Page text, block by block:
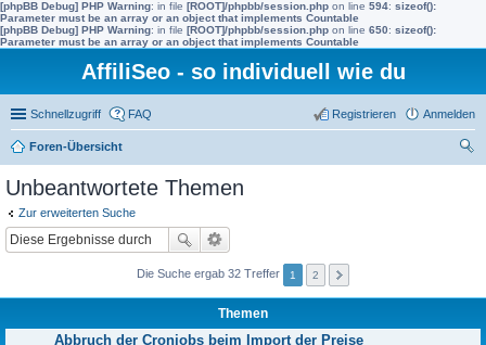
[phpBB Debug] PHP Warning: in file [ROOT]/phpbb/session.php on line 594: sizeof():
Parameter must be an array or an object that implements Countable
[phpBB Debug] PHP Warning: in file [ROOT]/phpbb/session.php on line 650: sizeof():
Parameter must be an array or an object that implements Countable
AffiliSeo - so individuell wie du
Schnellzugriff FAQ Anmelden
Registrieren
Foren-Übersicht
Unbeantwortete Themen
Zur erweiterten Suche
Die Suche ergab 32 Treffer 1 2
Themen
Abbruch der Cronjobs beim Import der Preise